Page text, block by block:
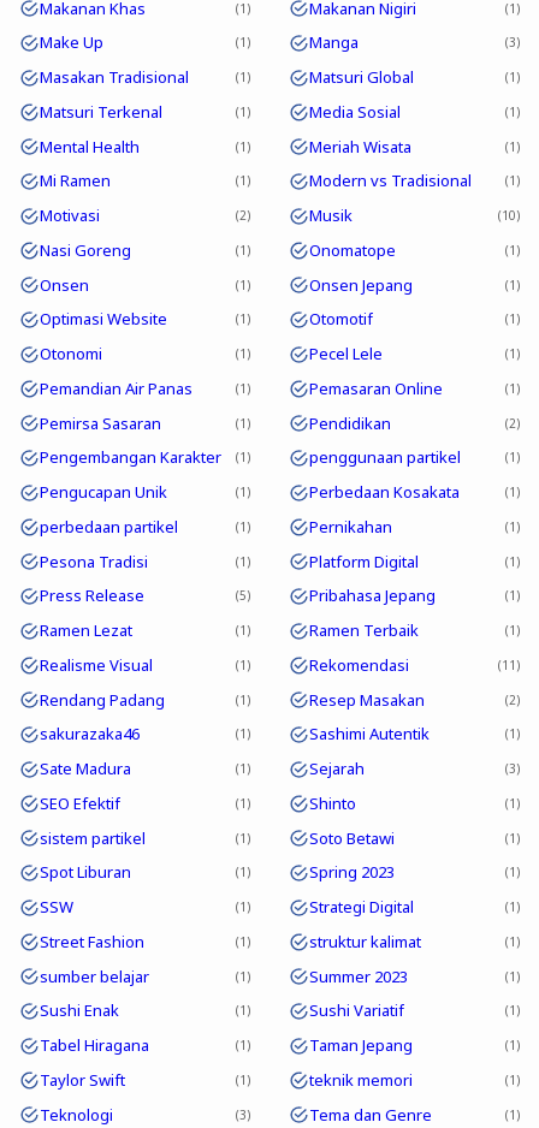
Makanan Khas 1 Makanan Nigiri 1
Make Up 1 Manga 3
Masakan Tradisional 1 Matsuri Global 1
Matsuri Terkenal 1 Media Sosial 1
Mental Health 1 Meriah Wisata 1
Mi Ramen 1 Modern vs Tradisional 1
Motivasi 2 Musik 10
Nasi Goreng 1 Onomatope 1
Onsen 1 Onsen Jepang 1
Optimasi Website 1 Otomotif 1
Otonomi 1 Pecel Lele 1
Pemandian Air Panas 1 Pemasaran Online 1
Pemirsa Sasaran 1 Pendidikan 2
Pengembangan Karakter 1 penggunaan partikel 1
Pengucapan Unik 1 Perbedaan Kosakata 1
perbedaan partikel 1 Pernikahan 1
Pesona Tradisi 1 Platform Digital 1
Press Release 5 Pribahasa Jepang 1
Ramen Lezat 1 Ramen Terbaik 1
Realisme Visual 1 Rekomendasi 11
Rendang Padang 1 Resep Masakan 2
sakurazaka46 1 Sashimi Autentik 1
Sate Madura 1 Sejarah 3
SEO Efektif 1 Shinto 1
sistem partikel 1 Soto Betawi 1
Spot Liburan 1 Spring 2023 1
SSW 1 Strategi Digital 1
Street Fashion 1 struktur kalimat 1
sumber belajar 1 Summer 2023 1
Sushi Enak 1 Sushi Variatif 1
Tabel Hiragana 1 Taman Jepang 1
Taylor Swift 1 teknik memori 1
Teknologi 3 Tema dan Genre 1